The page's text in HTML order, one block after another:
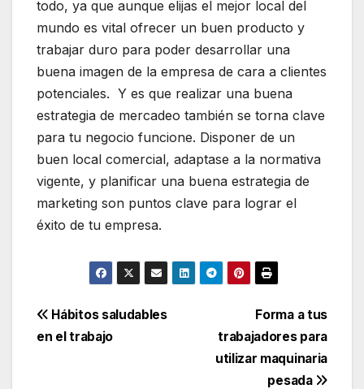
todo, ya que aunque elijas el mejor local del
mundo es vital ofrecer un buen producto y
trabajar duro para poder desarrollar una
buena imagen de la empresa de cara a clientes
potenciales. Y es que realizar una buena
estrategia de mercadeo también se torna clave
para tu negocio funcione. Disponer de un
buen local comercial, adaptase a la normativa
vigente, y planificar una buena estrategia de
marketing son puntos clave para lograr el
éxito de tu empresa.
Navegación
Forma a tus
trabajadores para
utilizar maquinaria
pesada
Hábitos saludables
en el trabajo